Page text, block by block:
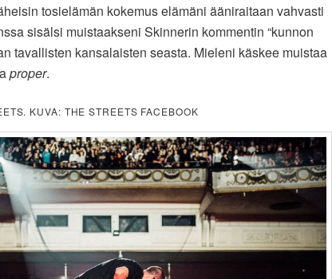
tosielämän kokemus elämäni ääniraitaan vahvasti
sisälsi muistaakseni Skinnerin kommentin “kunnon
tavallisten kansalaisten seasta. Mieleni käskee muistaa
proper.
KUVA: THE STREETS FACEBOOK